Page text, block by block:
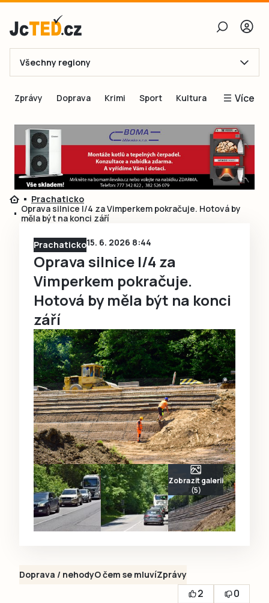
E-mail
Obnovit heslo
Přihlásit se
Přihlásit se přes Facebook
Všechny regiony
Zprávy Doprava Krimi Sport Kultura Více
Blogy
Inspirace
Čtenáři píší
Speciální přílohy
Prachaticko
Oprava silnice I/4 za Vimperkem pokračuje. Hotová by
měla být na konci září
Prachaticko15. 6. 2026 8:44
Oprava silnice I/4 za
Vimperkem pokračuje.
Hotová by měla být na konci
září
Zobrazit galerii
(5)
Doprava / nehodyO čem se mluvíZprávy
2
0